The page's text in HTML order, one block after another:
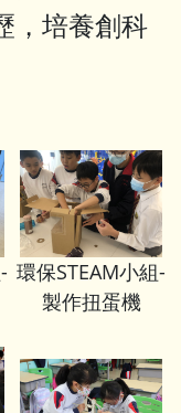
，培養創科
環保STEAM小組-
製作扭蛋機